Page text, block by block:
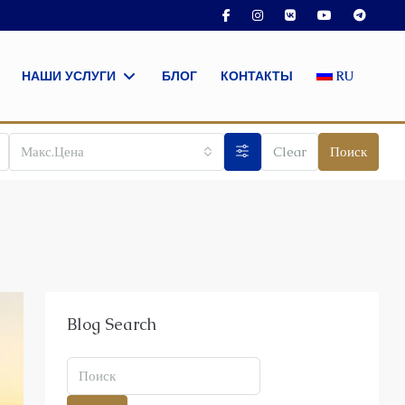
НАШИ УСЛУГИ БЛОГ КОНТАКТЫ RU
Макс.Цена Clear Поиск
Blog Search